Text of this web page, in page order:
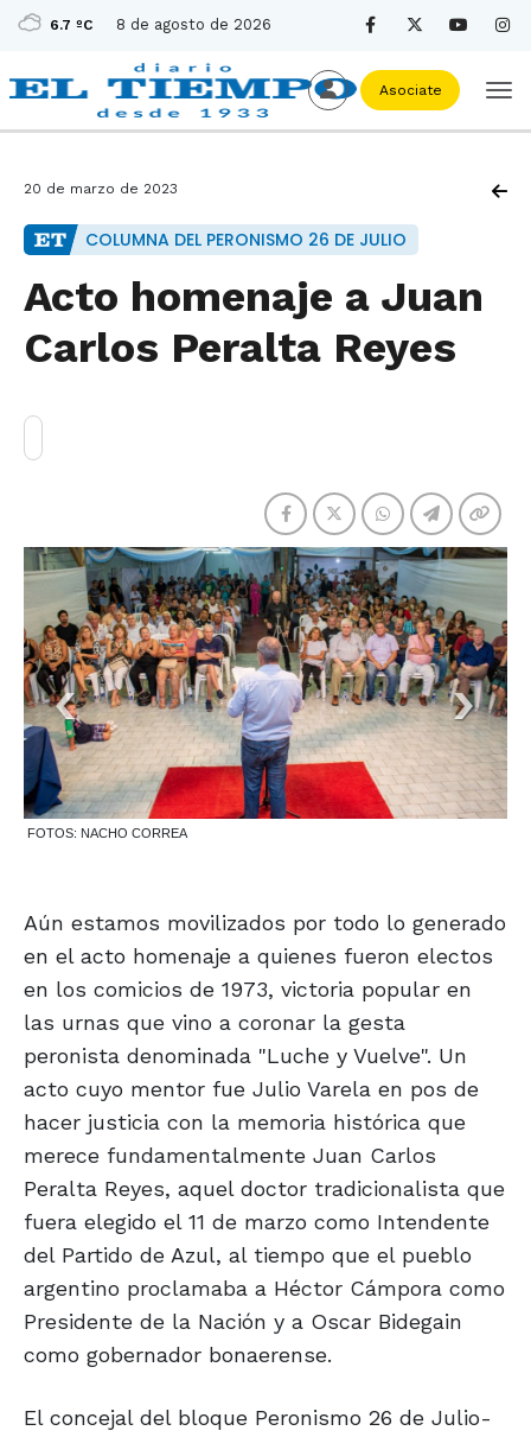
6.7 ºC 8 de agosto de 2026
Asociate
20 de marzo de 2023
COLUMNA DEL PERONISMO 26 DE JULIO
Acto homenaje a Juan
Carlos Peralta Reyes
FOTOS: NACHO CORREA
Aún estamos movilizados por todo lo generado
en el acto homenaje a quienes fueron electos
en los comicios de 1973, victoria popular en
las urnas que vino a coronar la gesta
peronista denominada "Luche y Vuelve". Un
acto cuyo mentor fue Julio Varela en pos de
hacer justicia con la memoria histórica que
merece fundamentalmente Juan Carlos
Peralta Reyes, aquel doctor tradicionalista que
fuera elegido el 11 de marzo como Intendente
del Partido de Azul, al tiempo que el pueblo
argentino proclamaba a Héctor Cámpora como
Presidente de la Nación y a Oscar Bidegain
como gobernador bonaerense.
El concejal del bloque Peronismo 26 de Julio-